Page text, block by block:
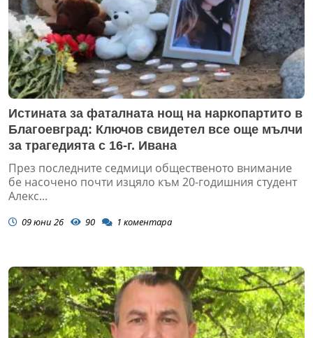
Истината за фаталната нощ на наркопартито в
Благоевград: Ключов свидетел все още мълчи
за трагедията с 16-г. Ивана
През последните седмици общественото внимание
бе насочено почти изцяло към 20-годишния студент
Алекс...
09 юни 26 90 1 коментара